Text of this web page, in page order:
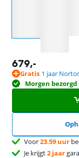
679,-
Gratis 1 jaar
Morgen bezorgd
Voor23.59 uur
Je krijgt2 jaar